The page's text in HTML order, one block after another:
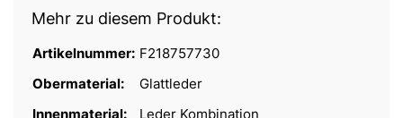
Mehr zu diesem Produkt:
Artikelnummer: F218757730
Obermaterial:
Glattleder
Innenmaterial:
Leder Kombination